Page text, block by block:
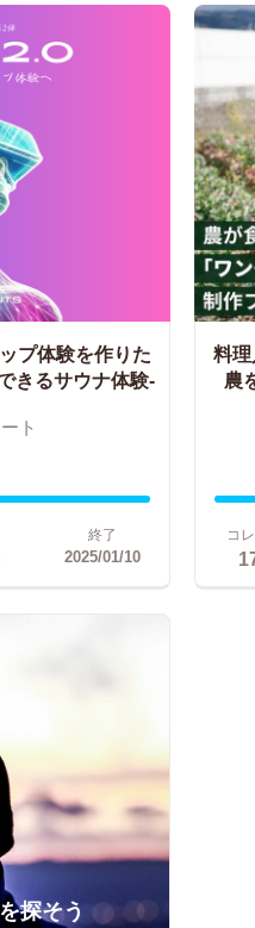
プ体験を作りた
きるサウナ体験-
ト
終了
2025/01/10
料理
農
コ
探そう